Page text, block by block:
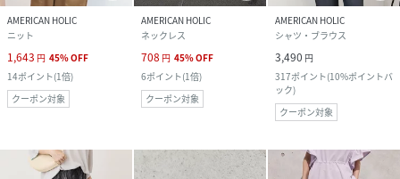
AMERICAN HOLIC
ニット
1,643 円 45%OFF
14ポイント(1倍)
クーポン対象
AMERICAN HOLIC
ネックレス
708 円 45%OFF
6ポイント(1倍)
クーポン対象
AMERICAN HOLIC
シャツ・ブラウス
3,490 円
317ポイント(10%ポイントバ
ック)
クーポン対象